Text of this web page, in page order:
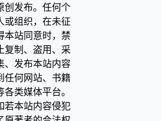
创发布。任何个
或组织，在未征
本站同意时，禁
复制、盗用、采
、发布本站内容
任何网站、书籍
各类媒体平台。
若本站内容侵犯